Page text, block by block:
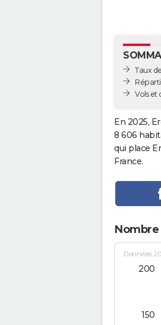
Taux
Vols et
En 2025,
8 606
qui place
France.
Données
150
200